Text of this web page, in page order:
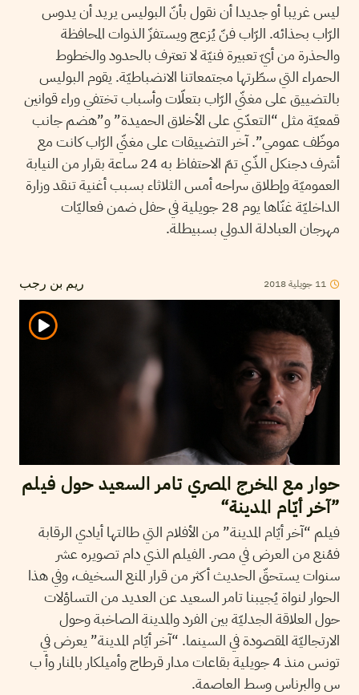
ليس غريبا أو جديدا أن نقول بأنّ البوليس يريد أن يدوس
الرّاب بحذائه. الرّاب فنّ يُزعج ويستفزّ الذوات المحافظة
والحذرة من أيّ تعبيرة فنيّة لا تعترف بالحدود والخطوط
الحمراء التي سطّرتها مجتمعاتنا الانضباطيّة. يقوم البوليس
بالتضييق على مغنّي الرّاب بتعلّات وأسباب تختفي وراء قوانين
قمعيّة مثل “التعدّي على الأخلاق الحميدة” و”هضم جانب
موظّف عمومي”. آخر التضييقات على مغنّي الرّاب كانت مع
أشرف دجنكل الذّي تمّ الاحتفاظ به 24 ساعة بقرار من النيابة
العموميّة وإطلاق سراحه أمس الثلاثاء بسبب أغنية تنقد وزارة
الداخليّة غنّاها يوم 28 جويلية في حفل ضمن فعاليّات
مهرجان العبادلة الدولي بسبيطلة.
ريم بن رجب 11 جويلية2018
حوار مع المخرج المصري تامر السعيد حول فيلم
”آخر أيّام المدينة“
فيلم “آخر أيّام المدينة” من الأفلام التي طالتها أيادي الرقابة
فمُنع من العرض في مصر. الفيلم الذي دام تصويره عشر
سنوات يستحقّ الحديث أكثر من قرار المنع السخيف، وفي هذا
الحوار لنواة يُجيبنا تامر السعيد عن العديد من التساؤلات
حول العلاقة الجدليّة بين الفرد والمدينة الصاخبة وحول
الارتجاليّة المقصودة في السينما. “آخر أيّام المدينة” يعرض في
تونس منذ 4 جويلية بقاعات مدار قرطاج وأميلكار بالمنار وأ ب
س والبرناس وسط العاصمة.